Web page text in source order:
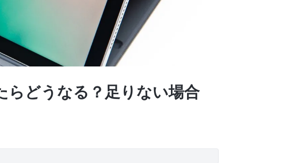
どうなる？足りない場合